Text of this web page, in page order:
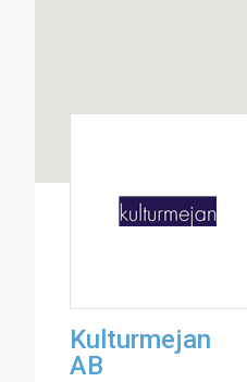
Kulturmejan
AB